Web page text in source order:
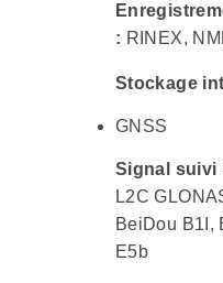
: RINEX,
Stockage
GNSS
Signal suivi
L2C
BeiDou B1I,
E5b